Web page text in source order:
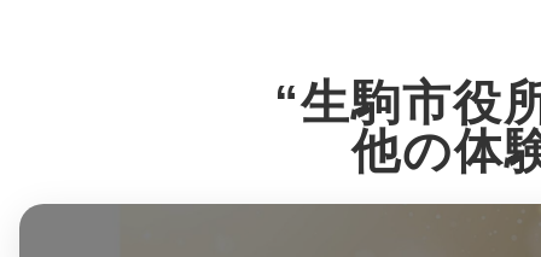
“生駒市役
他の体